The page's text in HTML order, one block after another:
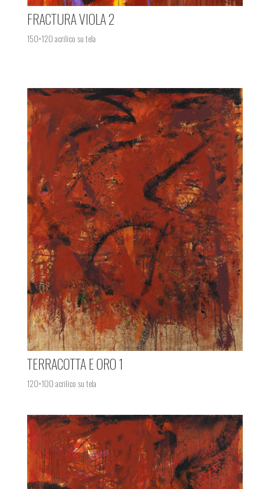
FRACTURA VIOLA 2
150×120 acrilico su tela
TERRACOTTA E ORO 1
120×100 acrilico su tela